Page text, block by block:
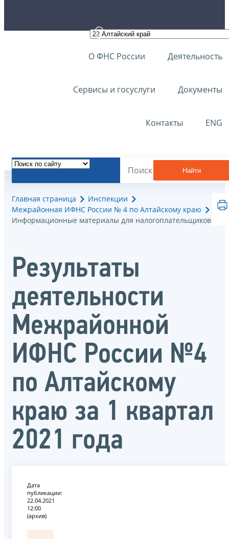
О ФНС России Деятельность
Сервисы и госуслуги Документы
Контакты ENG
Найти
Главная страница
Инспекции
Межрайонная ИФНС России № 4 по Алтайскому краю
Информационные материалы для налогоплательщиков
Результаты
деятельности
Межрайонной
ИФНС России №4
по Алтайскому
краю за 1 квартал
2021 года
Дата
публикации:
22.04.2021
12:00
(архив)